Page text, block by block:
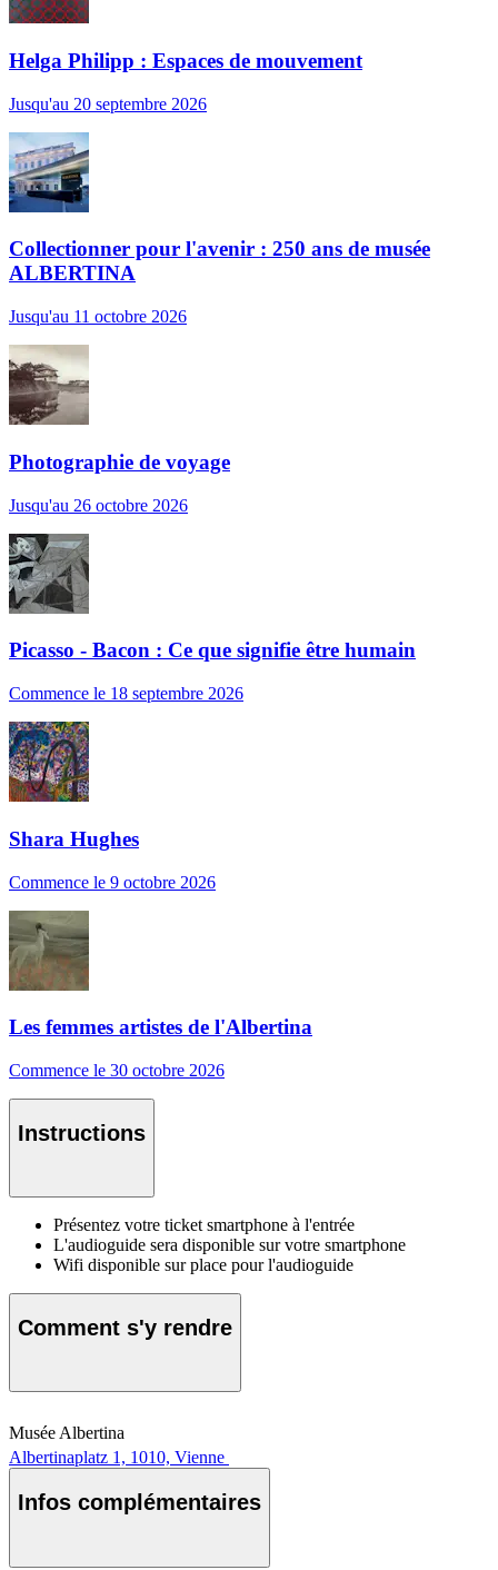
Helga Philipp : Espaces de mouvement
Jusqu'au 20 septembre 2026
Collectionner pour l'avenir : 250 ans de musée
ALBERTINA
Jusqu'au 11 octobre 2026
Photographie de voyage
Jusqu'au 26 octobre 2026
Picasso - Bacon : Ce que signifie être humain
Commence le 18 septembre 2026
Shara Hughes
Commence le 9 octobre 2026
Les femmes artistes de l'Albertina
Commence le 30 octobre 2026
Instructions
Présentez votre ticket smartphone à l'entrée
L'audioguide sera disponible sur votre smartphone
Wifi disponible sur place pour l'audioguide
Comment s'y rendre
Musée Albertina
Albertinaplatz 1, 1010, Vienne
Infos complémentaires